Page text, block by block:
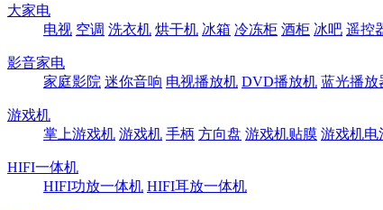
大家电
电视 空调 洗衣机 烘干机 冰箱 冷冻柜 酒柜 冰吧 遥控
影音家电
家庭影院 迷你音响 电视播放机 DVD播放机 蓝光播放
游戏机
掌上游戏机 游戏机 手柄 方向盘 游戏机贴膜 游戏机电
HIFI一体机
HIFI功放一体机 HIFI耳放一体机